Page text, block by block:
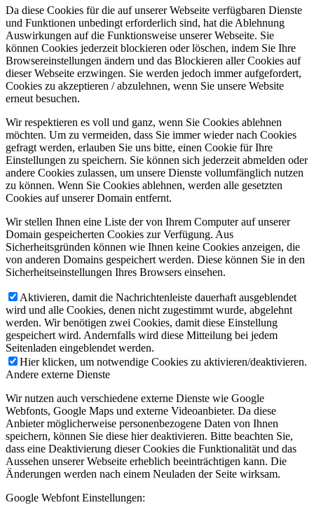
Da diese Cookies für die auf unserer Webseite verfügbaren Dienste
und Funktionen unbedingt erforderlich sind, hat die Ablehnung
Auswirkungen auf die Funktionsweise unserer Webseite. Sie
können Cookies jederzeit blockieren oder löschen, indem Sie Ihre
Browsereinstellungen ändern und das Blockieren aller Cookies auf
dieser Webseite erzwingen. Sie werden jedoch immer aufgefordert,
Cookies zu akzeptieren / abzulehnen, wenn Sie unsere Website
erneut besuchen.
Wir respektieren es voll und ganz, wenn Sie Cookies ablehnen
möchten. Um zu vermeiden, dass Sie immer wieder nach Cookies
gefragt werden, erlauben Sie uns bitte, einen Cookie für Ihre
Einstellungen zu speichern. Sie können sich jederzeit abmelden oder
andere Cookies zulassen, um unsere Dienste vollumfänglich nutzen
zu können. Wenn Sie Cookies ablehnen, werden alle gesetzten
Cookies auf unserer Domain entfernt.
Wir stellen Ihnen eine Liste der von Ihrem Computer auf unserer
Domain gespeicherten Cookies zur Verfügung. Aus
Sicherheitsgründen können wie Ihnen keine Cookies anzeigen, die
von anderen Domains gespeichert werden. Diese können Sie in den
Sicherheitseinstellungen Ihres Browsers einsehen.
Aktivieren, damit die Nachrichtenleiste dauerhaft ausgeblendet
wird und alle Cookies, denen nicht zugestimmt wurde, abgelehnt
werden. Wir benötigen zwei Cookies, damit diese Einstellung
gespeichert wird. Andernfalls wird diese Mitteilung bei jedem
Seitenladen eingeblendet werden.
Hier klicken, um notwendige Cookies zu aktivieren/deaktivieren.
Andere externe Dienste
Wir nutzen auch verschiedene externe Dienste wie Google
Webfonts, Google Maps und externe Videoanbieter. Da diese
Anbieter möglicherweise personenbezogene Daten von Ihnen
speichern, können Sie diese hier deaktivieren. Bitte beachten Sie,
dass eine Deaktivierung dieser Cookies die Funktionalität und das
Aussehen unserer Webseite erheblich beeinträchtigen kann. Die
Änderungen werden nach einem Neuladen der Seite wirksam.
Google Webfont Einstellungen: